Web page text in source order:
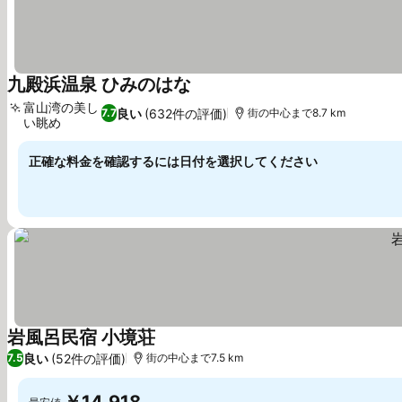
九殿浜温泉 ひみのはな
7.7良い (632件の評価)
富山湾の美し
い眺め
街の中心まで8.7 km
正確な料金を確認するには日付を選択してください
岩風呂民宿 小境荘
7.5良い (52件の評価) 街の中心まで7.5 km